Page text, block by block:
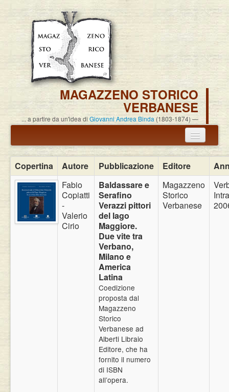
MAGAZZENO STORICO
VERBANESE
... a partire da un'idea di Giovanni Andrea Binda (1803-1874)
Annuncio termine attività
Carlo Alessandro Pisoni
Associazione
Pubblicazioni
Copertina Autore Pubblicazione Editore
Fabio
Copiatti
-
Valerio
Cirio
Baldassare e
Serafino
Verazzi pittori
del lago
Maggiore.
Due vite tra
Verbano,
Milano e
America
Latina
Coedizione
proposta dal
Magazzeno
Storico
Verbanese ad
Alberti Libraio
Editore, che ha
fornito il numero
di ISBN
all’opera.
Magazzeno
Storico
Verbanese